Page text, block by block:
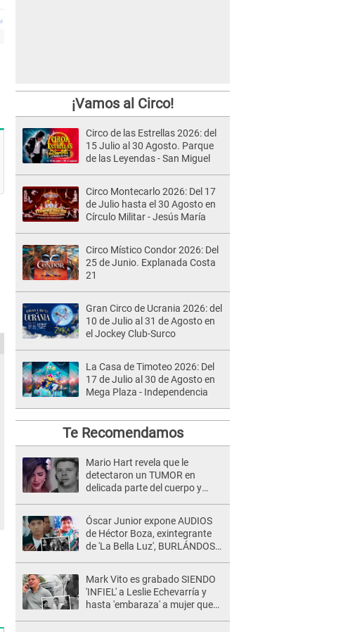
¡Vamos al Circo!
Circo de las Estrellas 2026: del
15 Julio al 30 Agosto. Parque
de las Leyendas - San Miguel
Circo Montecarlo 2026: Del 17
de Julio hasta el 30 Agosto en
Círculo Militar - Jesús María
Circo Místico Condor 2026: Del
25 de Junio. Explanada Costa
21
Gran Circo de Ucrania 2026: del
10 de Julio al 31 de Agosto en
el Jockey Club-Surco
La Casa de Timoteo 2026: Del
17 de Julio al 30 de Agosto en
Mega Plaza - Independencia
Te Recomendamos
Mario Hart revela que le
detectaron un TUMOR en
delicada parte del cuerpo y
muy fuertes..."
Óscar Junior expone AUDIOS
de Héctor Boza, exintegrante
de 'La Bella Luz', BURLÁNDOSE
Mark Vito es grabado SIENDO
'INFIEL' a Leslie Echevarría y
hasta 'embaraza' a mujer que